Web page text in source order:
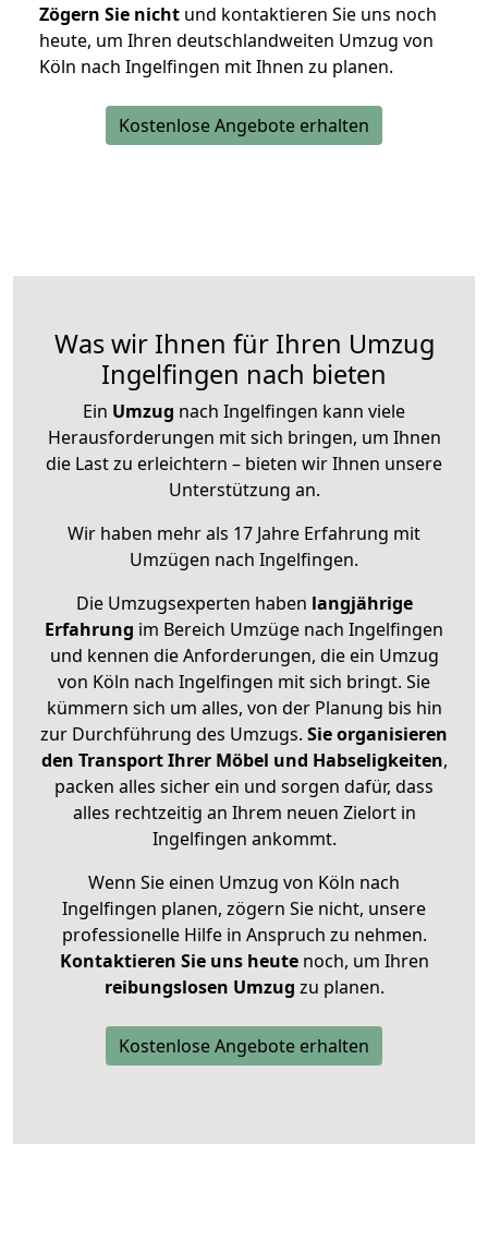
Zögern Sie nicht und kontaktieren Sie uns noch
heute, um Ihren deutschlandweiten Umzug von
Köln nach Ingelfingen mit Ihnen zu planen.
Kostenlose Angebote erhalten
Was wir Ihnen für Ihren Umzug
Ingelfingen nach bieten
Ein Umzug nach Ingelfingen kann viele
Herausforderungen mit sich bringen, um Ihnen
die Last zu erleichtern – bieten wir Ihnen unsere
Unterstützung an.
Wir haben mehr als 17 Jahre Erfahrung mit
Umzügen nach Ingelfingen.
Die Umzugsexperten haben langjährige
Erfahrung im Bereich Umzüge nach Ingelfingen
und kennen die Anforderungen, die ein Umzug
von Köln nach Ingelfingen mit sich bringt. Sie
kümmern sich um alles, von der Planung bis hin
zur Durchführung des Umzugs. Sie organisieren
den Transport Ihrer Möbel und Habseligkeiten,
packen alles sicher ein und sorgen dafür, dass
alles rechtzeitig an Ihrem neuen Zielort in
Ingelfingen ankommt.
Wenn Sie einen Umzug von Köln nach
Ingelfingen planen, zögern Sie nicht, unsere
professionelle Hilfe in Anspruch zu nehmen.
Kontaktieren Sie uns heutenoch, um Ihren
reibungslosen Umzug zu planen.
Kostenlose Angebote erhalten